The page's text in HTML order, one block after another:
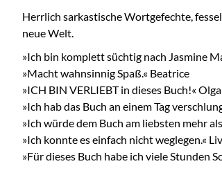
Herrlich sarkastische Wortgefechte,
neue Welt.
»Ich bin komplett süchtig nach Jasmine
»Macht wahnsinnig Spaß.« Beatrice
»ICH BIN VERLIEBT in dieses Buch!«
»Ich hab das Buch an einem Tag
»Ich würde dem Buch am liebsten mehr
»Ich konnte es einfach nicht weglegen.«
»Für dieses Buch habe ich viele Stunden